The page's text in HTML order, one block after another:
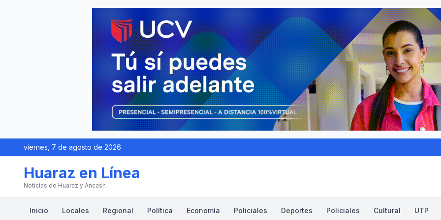
viernes, 7 de agosto de 2026
Huaraz en Línea
Noticias de Huaraz y Áncash
Inicio Locales Regional Política Economía Policiales Deportes Policiales Cultural UTP